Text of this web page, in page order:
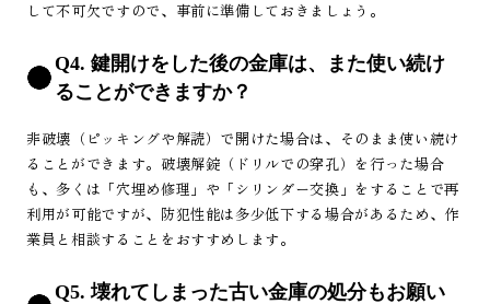
して不可欠ですので、事前に準備しておきましょう。
Q4. 鍵開けをした後の金庫は、また使い続け
ることができますか？
非破壊（ピッキングや解読）で開けた場合は、そのまま使い続け
ることができます。破壊解錠（ドリルでの穿孔）を行った場合
も、多くは「穴埋め修理」や「シリンダー交換」をすることで再
利用が可能ですが、防犯性能は多少低下する場合があるため、作
業員と相談することをおすすめします。
Q5. 壊れてしまった古い金庫の処分もお願い